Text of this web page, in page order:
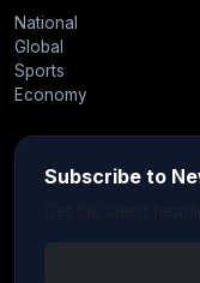
National
Global
Sports
Economy
Subscribe to